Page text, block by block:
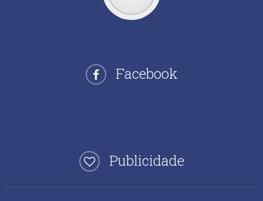
Facebook
Publicidade